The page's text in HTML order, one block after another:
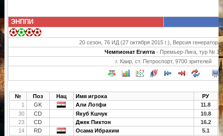
ЭНППИ
20 сезон, 76 ИД (27 октября 2015 г.), Версия генератора
Чемпионат Египта - Премьер-Лига, тур № 15
г. Каир, ст. Петроспорт, 9700 зрителей
№ Поз Нац Имя игрока
РУ
1
GK Али Лотфи
11.8
30
CD Якуб Кшчук
10.8
23
CD Джек Пиктон
16.2
14
RD Осама Ибрахим
5.1